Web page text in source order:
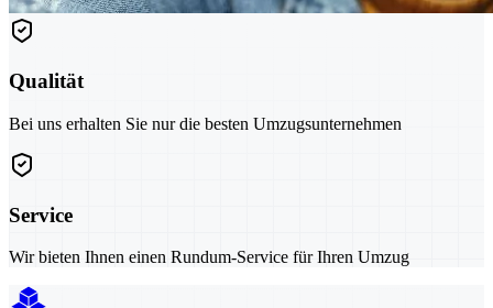
Qualität
Bei uns erhalten Sie nur die besten Umzugsunternehmen
Service
Wir bieten Ihnen einen Rundum-Service für Ihren Umzug